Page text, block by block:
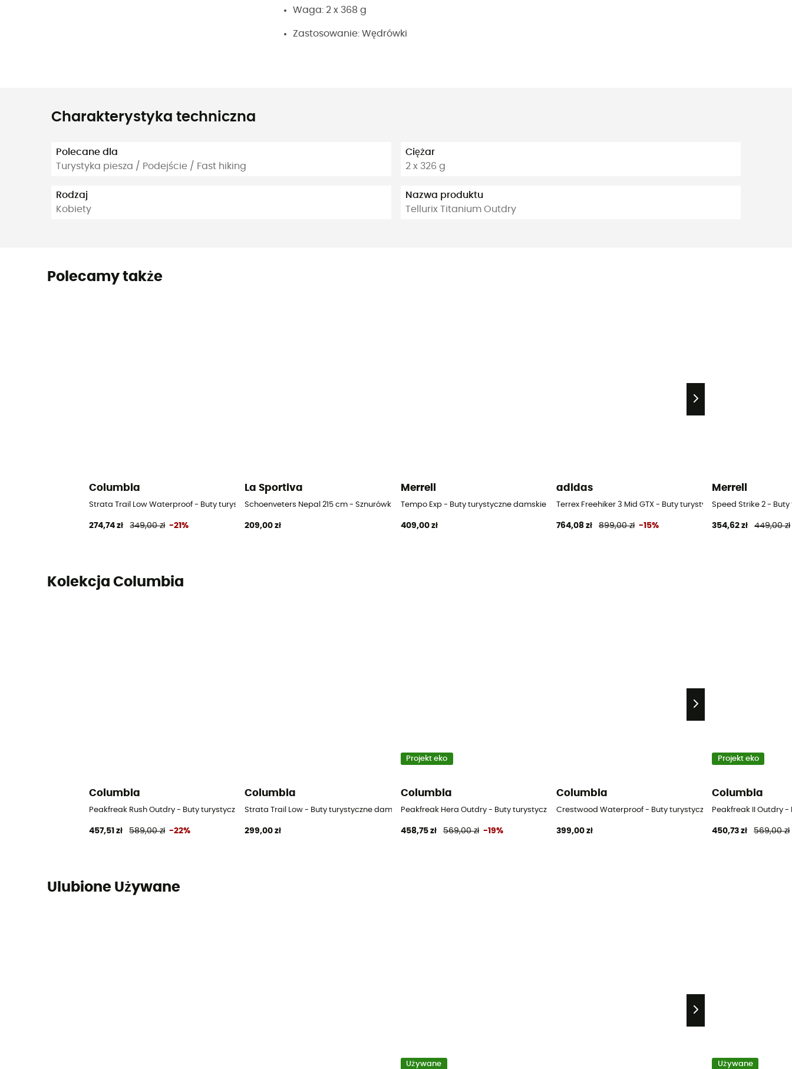
Waga: 2 x 368 g
Zastosowanie: Wędrówki
Charakterystyka techniczna
Polecane dla
Turystyka piesza / Podejście / Fast hiking
Rodzaj
Kobiety
Ciężar
2 x 326 g
Nazwa produktu
Tellurix Titanium Outdry
Polecamy także
Columbia
Strata Trail Low Waterproof - Buty turystyczne damskie
274,74 zł 349,00 zł -21%
La Sportiva
Schoenveters Nepal 215 cm - Sznurówki
209,00 zł
Merrell
Tempo Exp - Buty turystyczne damskie
409,00 zł
adidas
Terrex Freehiker 3 Mid GTX - Buty turystyczne damskie
764,08 zł 899,00 zł -15%
Merrell
Speed Strike 2 -
354,62 zł 449,00 zł
Kolekcja Columbia
Columbia
Peakfreak Rush Outdry - Buty turystyczne damskie
457,51 zł 589,00 zł -22%
Columbia
Strata Trail Low - Buty turystyczne damskie
299,00 zł
Projekt eko
Columbia
Peakfreak Hera Outdry - Buty turystyczne damskie
458,75 zł 569,00 zł -19%
Columbia
Crestwood Waterproof - Buty turystyczne damskie
399,00 zł
Projekt eko
Columbia
Peakfreak II Outdry
450,73 zł 569,00 zł
Ulubione Używane
Używane Używane